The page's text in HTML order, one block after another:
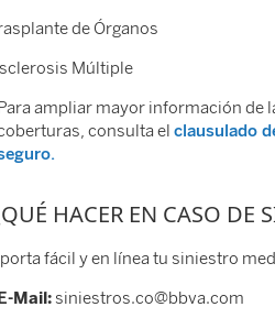
de Órganos
Múltiple
ampliar mayor información de
consulta el clausulado
HACER EN CASO DE
fácil y en línea tu siniestro
Mail:siniestros.co@bbva.com